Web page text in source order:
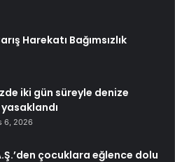
Harekatı Bağımsızlık
iki gün süreyle denize
6, 2026
çocuklara eğlence dolu